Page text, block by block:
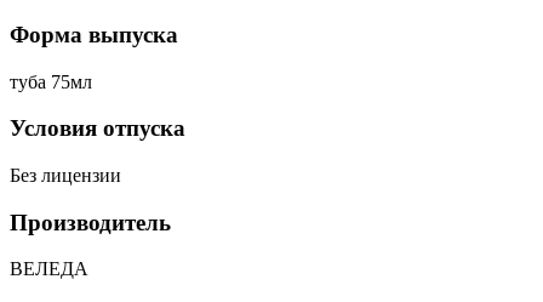
Форма выпуска
туба 75мл
Условия отпуска
Без лицензии
Производитель
ВЕЛЕДА